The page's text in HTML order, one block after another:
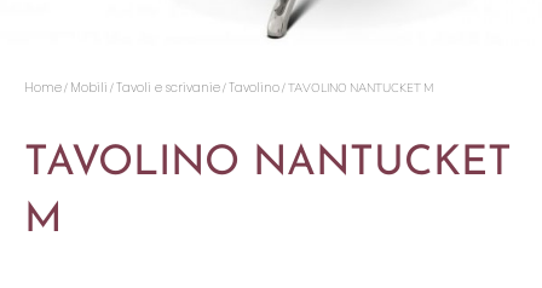
Home/ Mobili /Tavoli e scrivanie/Tavolino/ TAVOLINO NANTUCKET M
TAVOLINO NANTUCKET
M